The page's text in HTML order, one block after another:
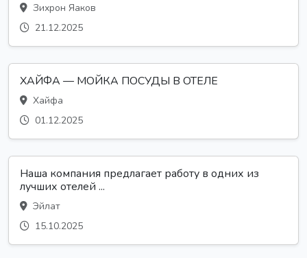
Зихрон Яаков
21.12.2025
ХАЙФА — МОЙКА ПОСУДЫ В ОТЕЛЕ
Хайфа
01.12.2025
Наша компания предлагает работу в одних из
лучших отелей ...
Эйлат
15.10.2025